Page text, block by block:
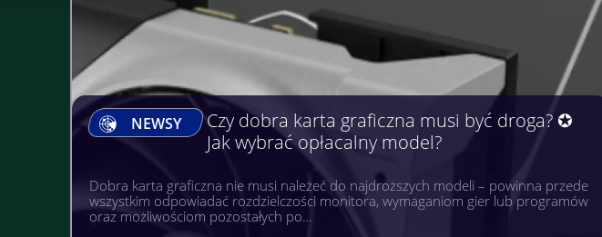
Gry, na których można Zarobić Pieniądze
Gry komputerowe, mobilne i na wielu różnych platformach cieszą się niezwykłą
popularnością niezależnie od wieku. A gdyby tak połączyć przyjemne z
pożytecznym? Warto wówczas postawić sobi…